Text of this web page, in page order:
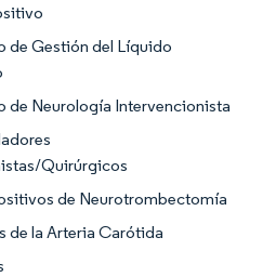
de Gestión del Líquido
de Neurología Intervencionista
Quirúrgicos
de Neurotrombectomía
de la Arteria Carótida